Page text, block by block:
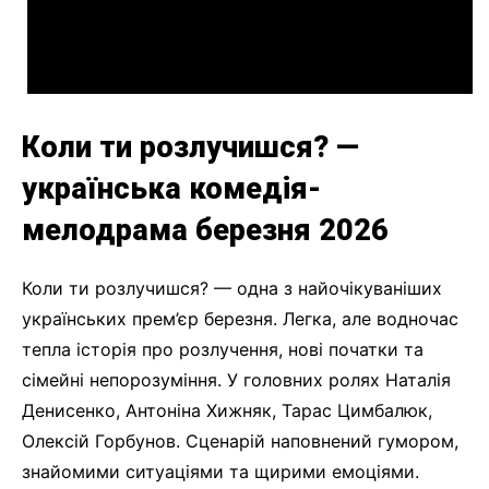
Коли ти розлучишся? —
українська комедія-
мелодрама березня 2026
Коли ти розлучишся? — одна з найочікуваніших
українських прем’єр березня. Легка, але водночас
тепла історія про розлучення, нові початки та
сімейні непорозуміння. У головних ролях Наталія
Денисенко, Антоніна Хижняк, Тарас Цимбалюк,
Олексій Горбунов. Сценарій наповнений гумором,
знайомими ситуаціями та щирими емоціями.